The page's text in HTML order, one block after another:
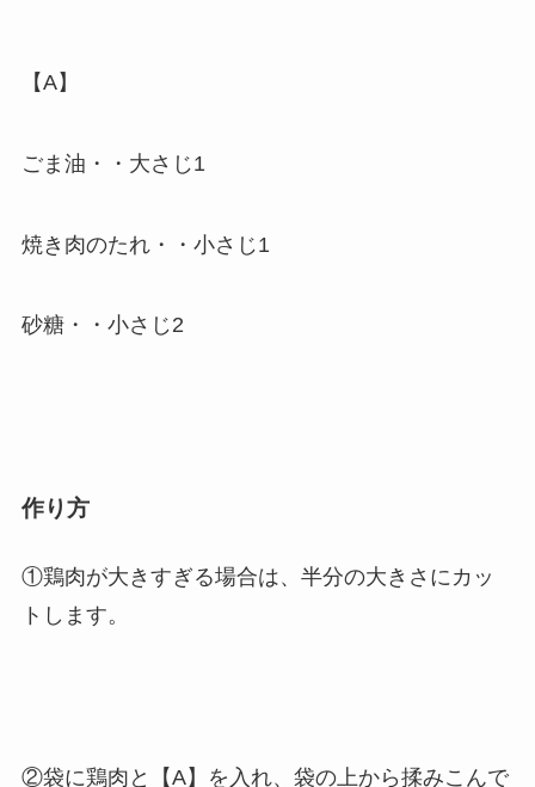
【A】
ごま油・・大さじ1
焼き肉のたれ・・小さじ1
砂糖・・小さじ2
作り方
①鶏肉が大きすぎる場合は、半分の大きさにカッ
トします。
②袋に鶏肉と【A】を入れ、袋の上から揉みこんで